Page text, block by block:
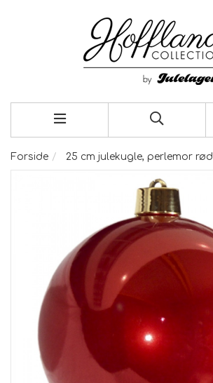
Forside 25 cm julekugle, perlemor rød